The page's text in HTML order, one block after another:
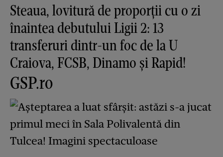
Steaua, lovitură de proporții cu o zi
înaintea debutului Ligii 2: 13
transferuri dintr-un foc de la U
Craiova, FCSB, Dinamo și Rapid!
GSP.ro